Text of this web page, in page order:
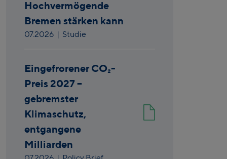
Hochvermögende
Bremen stärken kann
07.2026 | Studie
Eingefrorener CO₂-
Preis 2027 –
gebremster
Klimaschutz,
entgangene
Milliarden